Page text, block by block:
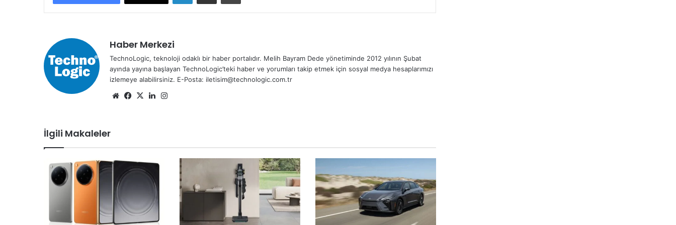
Haber Merkezi
TechnoLogic, teknoloji odaklı bir haber portalıdır. Melih Bayram Dede yönetiminde 2012 yılının Şubat
ayında yayına başlayan TechnoLogic’teki haber ve yorumları takip etmek için sosyal medya hesaplarımızı
izlemeye alabilirsiniz. E-Posta: iletisim@technologic.com.tr
We Fa
X
Lin
İlgili Makaleler